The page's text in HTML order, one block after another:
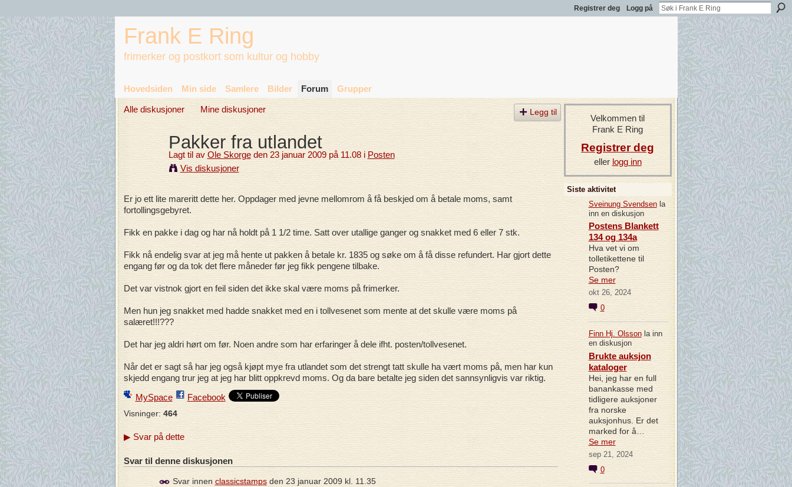
Registrer deg Logg på
Frank E Ring
frimerker og postkort som kultur og hobby
Hovedsiden Min side Samlere Bilder Forum Grupper
Alle diskusjoner Mine diskusjoner Legg til
Pakker fra utlandet
Lagt til av Ole Skorgeden 23 januar 2009 på 11.08 i Posten
Vis diskusjoner
Er jo ett lite mareritt dette her. Oppdager med jevne mellomrom å få beskjed om å betale moms, samt
fortollingsgebyret.
Fikk en pakke i dag og har nå holdt på 1 1/2 time. Satt over utallige ganger og snakket med 6 eller 7 stk.
Fikk nå endelig svar at jeg må hente ut pakken å betale kr. 1835 og søke om å få disse refundert. Har gjort dette
engang før og da tok det flere måneder før jeg fikk pengene tilbake.
Det var vistnok gjort en feil siden det ikke skal være moms på frimerker.
Men hun jeg snakket med hadde snakket med en i tollvesenet som mente at det skulle være moms på
salæret!!!???
Det har jeg aldri hørt om før. Noen andre som har erfaringer å dele ifht. posten/tollvesenet.
Når det er sagt så har jeg også kjøpt mye fra utlandet som det strengt tatt skulle ha vært moms på, men har kun
skjedd engang trur jeg at jeg har blitt oppkrevd moms. Og da bare betalte jeg siden det sannsynligvis var riktig.
MySpace
Facebook
Visninger: 464
▶Svar på dette
Svar til denne diskusjonen
Svar innen classicstampsden 23 januar 2009 kl. 11.35
Velkommen til
Frank E Ring
Registrer deg
eller logg inn
Siste aktivitet
Sveinung Svendsenla
inn en diskusjon
Postens Blankett
134 og 134a
Hva vet vi om
tolletikettene til
Posten?
Se mer
okt 26, 2024
0
Finn Hj. Olssonla inn
en diskusjon
Brukte auksjon
kataloger
Hei, jeg har en full
banankasse med
tidligere auksjoner
fra norske
auksjonhus. Er det
marked for å…
Se mer
sep 21, 2024
0